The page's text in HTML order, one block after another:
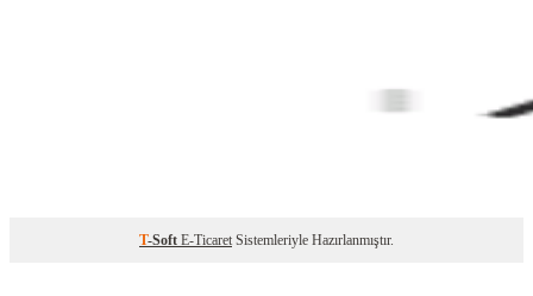
T-Soft E-Ticaret Sistemleriyle Hazırlanmıştır.